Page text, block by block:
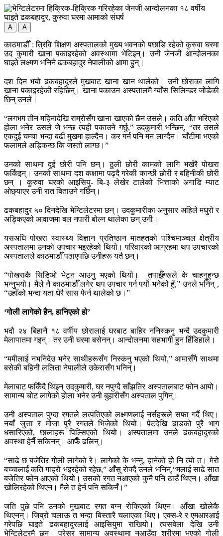
A A
काठमाडौँ : त्रिवि शिक्षण अस्पतालको मुख्य भवनको पछाडि रहेको कुरुवा घरमा
उद कुमारी खाना पकाइरहेको अवस्थामा भेटिइन्। उनी जेनजी आन्दोलनका
घाइते लक्ष्मण भनिने ढकबहादुर नेपालीको आमा हुन्।
दश दिन भयो ढकबहादुरले मुखबाट खाना खान थालेको। उनी छोराका लागि
खाना पकाइरहेकी रहिछिन्। खाना पकाउन अस्पतालमै ग्याँस सिलिन्डर जोडेकी
छिन् उनले।
“लगभग तीन महिनादेखि राम्रोसँग खाना खाएको छैन उसले। कति आँत भरिएको
होला भनेर उसले जे भन्छ त्यही पकाउने गर्छु,” उदकुमारी भन्छिन्, “तर उसले
एकदुई चम्चा भन्दा बढी मुखमा हाल्दैन। कर गर्न पनि मन लाग्दैन। घाँटीमा भएको
फलामले अड्किन्छ कि जस्तो लाग्छ।”
उनको साथमा दुई छोरी पनि छन्। ठुली छोरी कामको लागि भर्खरै पोखरा
फर्किइन्। उनको साथमा दश कक्षामा पढ्दै गरेकी कान्छी छोरी र बहिनीकी छोरी
छन् । कुरुवा घरको आइसियु- बि-३ लेखेर टालेको भित्ताको अगाडि म्याट
ओछ्याएर उनी रात बिताउने गर्छिन्।
ढकबहादुर ५० दिनदेखि भेन्टिलेटरमा छन्। उदकुमारीका अनुसार अहिले मधुरो र
अड्किएको आवाजमा बल नपारी बोल्न थालेका छन् उनी।
यसअघि पोखरा स्वास्थ्य विज्ञान प्रतिष्ठान मातहतको पश्चिमाञ्चल क्षेत्रीय
अस्पतालमा उनको उपचार भइरहेको थियो। परिवारको आग्रहमा थप उपचारको
अस्पतालले काठमाडौँ पठाएपछि उनीहरू यतै छन्।
“पोखराकै सिडिओ भेट्न आउनु भएको थियो। तपाईँहरूले के चाहनुहुन्छ
भन्नुभयो। मैले नै काठमाडौँ लगेर थप उपचार गर्न पर्यो भनेको हुँ,” उनले भनिन् ,
“उहाँको भन्दा यता धेरै सास फेर्न थालेको छ।”
‘गोली लागेको हैन,हानिएको हो’
भदौ २४ बिहानै १८ वर्षीय छोरालाई घरबाट बाहिर ननिस्कनु भन्दै उदकुमारी
मेलापातमा गइन्। तर उनी घरमा बसेनन्। आन्दोलनमा सहभागी हुन हिँडिहाले।
“ममीलाई नभनिदेउ भनेर साथीहरूसँग निस्कनु भएको थियो,” आमासँगै साथमा
बसेकी बहिनी ललिता नेपालीले उकेरासँग भनिन्।
मेलाबाट फर्किँदै थिइन् उदकुमारी, घर नपुग्दै साँझतिर अस्पतालबाट फोन आयो।
सामान्य चोट लागेको होला भनेर उनी बुहारीसँग अस्पताल पुगिन्।
उनी अस्पताल पुग्दा रगतले लत्पतिएको लक्ष्मणलाई नर्सहरूले सफा गर्दै थिए।
नयाँ जुत्ता र मोजा पुरै रगतले भिजेको थियो। पेटदेखि ढाडको पुरै भाग
धसारिएको, छालाहरू पिल्सिएको थियो। अस्पतालमा उनले ढकबहादुरको
अवस्था हेर्नै सकिनन्। आफैँ ढलिन्।
“साढे छ बजेतिर गोली लागेको रे। लागेको के भन्नु, हानेको हो नि त्यो त। मेरो
बच्चालाई कति गाह्रो भइरहेको रहेछ,” आँसु रोक्दै उनले भनिन्,“मलाई साढे सात
बजेतिर फोन आएको थियो। उसको रगत नआएको कुनै पनि ठाउँ थिएन। आँखा
खोलिरहेको थिएन। मैले त हेर्न पनि सकिनँ।”
जति पुछे पनि उनको मुखबाट रगत बग्न रोकिएको थिएन। आँखा खोलेकै
थिएनन्। जिब्रो चलाऊ त भन्दा बिस्तारै चलाएका थिए। एक्स-रे र एमआरआई
गरेपछि घाइते ढकबहादुरलाई आइसियुमा राखियो। त्यसबेला देखि उनी
भेन्टिलेटरमै छन्। प्रेसर सामान्य अवस्थामा नआउँदा शरीरमा भएको गोली